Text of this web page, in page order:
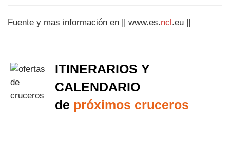
Fuente y mas información en || www.es.ncl.eu ||
ITINERARIOS Y
CALENDARIO
de próximos cruceros